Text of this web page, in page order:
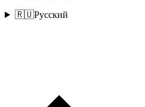
🇷🇺Русский